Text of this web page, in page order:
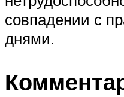
совпадении с
днями.